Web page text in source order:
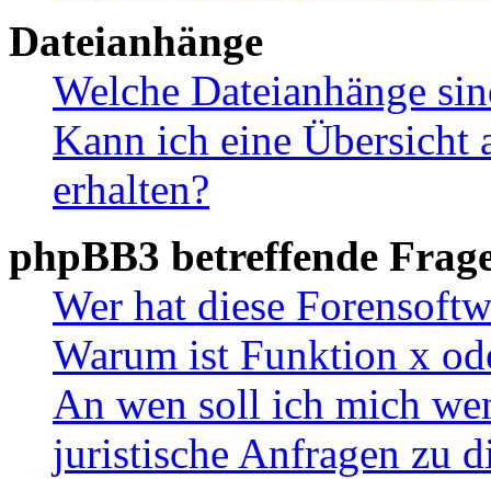
Dateianhänge
Welche Dateianhänge
Kann ich eine Übersicht
erhalten?
phpBB3 betreffende
Wer hat diese
Warum ist Funktion x
An wen soll ich mich
juristische Anfragen zu